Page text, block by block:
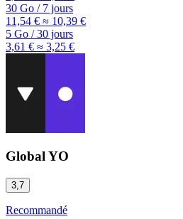
30 Go /7 jours
11,54 € ≈ 10,39 €
5 Go /30 jours
3,61 € ≈ 3,25 €
Global YO
3,7
Recommandé